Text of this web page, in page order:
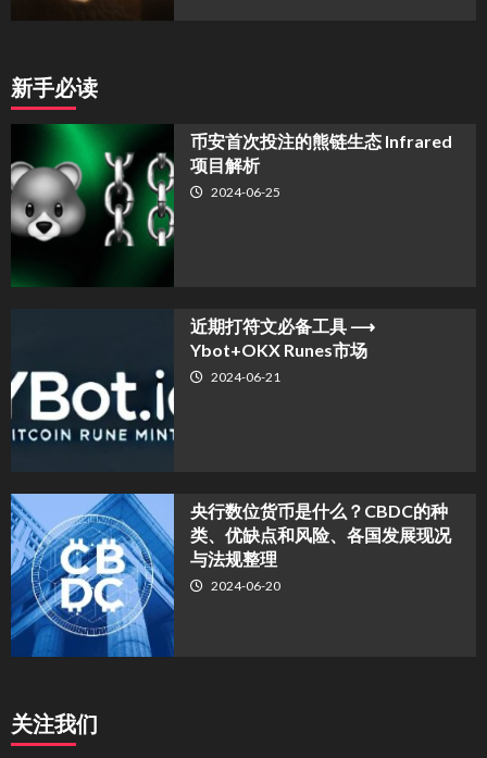
新手必读
币安首次投注的熊链生态 Infrared
项目解析
2024-06-25
近期打符文必备工具 ⟶
Ybot+OKX Runes市场
2024-06-21
央行数位货币是什么？CBDC的种
类、优缺点和风险、各国发展现况
与法规整理
2024-06-20
关注我们